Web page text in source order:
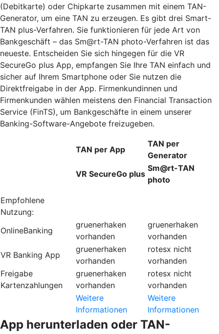
(Debitkarte) oder Chipkarte zusammen mit einem TAN-
Generator, um eine TAN zu erzeugen. Es gibt drei Smart-
TAN plus-Verfahren. Sie funktionieren für jede Art von
Bankgeschäft – das Sm@rt-TAN photo-Verfahren ist das
neueste. Entscheiden Sie sich hingegen für die VR
SecureGo plus App, empfangen Sie Ihre TAN einfach und
sicher auf Ihrem Smartphone oder Sie nutzen die
Direktfreigabe in der App. Firmenkundinnen und
Firmenkunden wählen meistens den Financial Transaction
Service (FinTS), um Bankgeschäfte in einem unserer
Banking-Software-Angebote freizugeben.
TAN per App
TAN per
Generator
VR SecureGo plus
Sm@rt-TAN
photo
Empfohlene
Nutzung:
OnlineBanking
gruenerhaken
vorhanden
gruenerhaken
vorhanden
VR Banking App
gruenerhaken
vorhanden
rotesx nicht
vorhanden
Freigabe
Kartenzahlungen
gruenerhaken
vorhanden
rotesx nicht
vorhanden
Weitere
Informationen
Weitere
Informationen
App herunterladen oder TAN-